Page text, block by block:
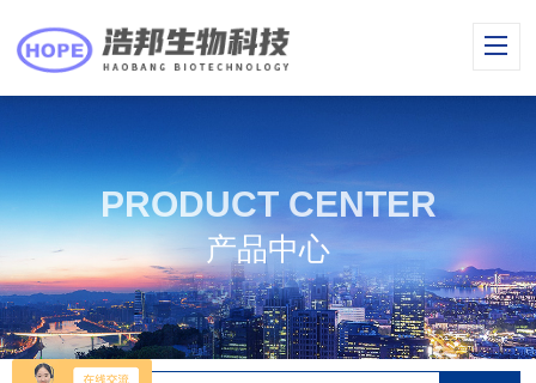
PRODUCT CENTER
产品中心